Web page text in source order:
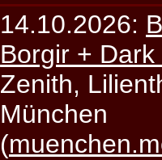
14.10.2026:
Borgir +
Zenith,
München
(